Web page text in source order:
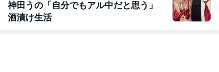
神田うの「自分でもアル中だと思う」
酒漬け生活